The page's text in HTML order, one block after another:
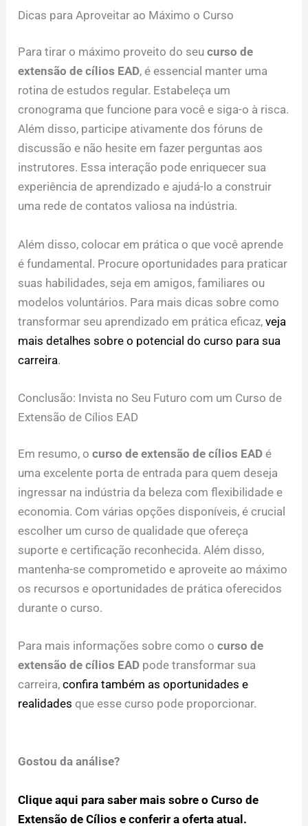
Dicas para Aproveitar ao Máximo o Curso
Para tirar o máximo proveito do seucurso de
extensão de cílios EAD, é essencial manter uma
rotina de estudos regular. Estabeleça um
cronograma que funcione para você e siga-o à risca.
Além disso, participe ativamente dos fóruns de
discussão e não hesite em fazer perguntas aos
instrutores. Essa interação pode enriquecer sua
experiência de aprendizado e ajudá-lo a construir
uma rede de contatos valiosa na indústria.
Além disso, colocar em prática o que você aprende
é fundamental. Procure oportunidades para praticar
suas habilidades, seja em amigos, familiares ou
modelos voluntários. Para mais dicas sobre como
transformar seu aprendizado em prática eficaz,veja
mais detalhes sobre o potencial do curso para sua
carreira.
Conclusão: Invista no Seu Futuro com um Curso de
Extensão de Cílios EAD
Em resumo, ocurso de extensão de cílios EAD é
uma excelente porta de entrada para quem deseja
ingressar na indústria da beleza com flexibilidade e
economia. Com várias opções disponíveis, é crucial
escolher um curso de qualidade que ofereça
suporte e certificação reconhecida. Além disso,
mantenha-se comprometido e aproveite ao máximo
os recursos e oportunidades de prática oferecidos
durante o curso.
Para mais informações sobre como ocurso de
extensão de cílios EAD pode transformar sua
carreira,confira também as oportunidades e
realidades que esse curso pode proporcionar.
Gostou da análise?
Clique aqui para saber mais sobre o Curso de
Extensão de Cílios e conferir a oferta atual.